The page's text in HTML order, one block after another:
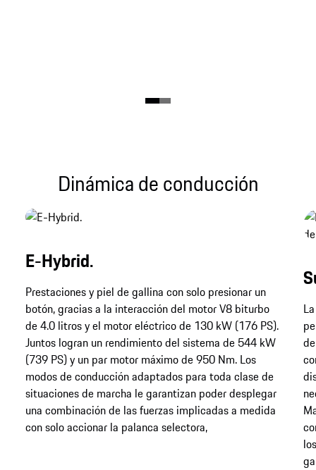
Dinámica de conducción
E-Hybrid.
Prestaciones y piel de gallina con solo presionar un
botón, gracias a la interacción del motor V8 biturbo
de 4.0 litros y el motor eléctrico de 130 kW (176 PS).
Juntos logran un rendimiento del sistema de 544 kW
(739 PS) y un par motor máximo de 950 Nm. Los
modos de conducción adaptados para toda clase de
situaciones de marcha le garantizan poder desplegar
una combinación de las fuerzas implicadas a medida
con solo accionar la palanca selectora,